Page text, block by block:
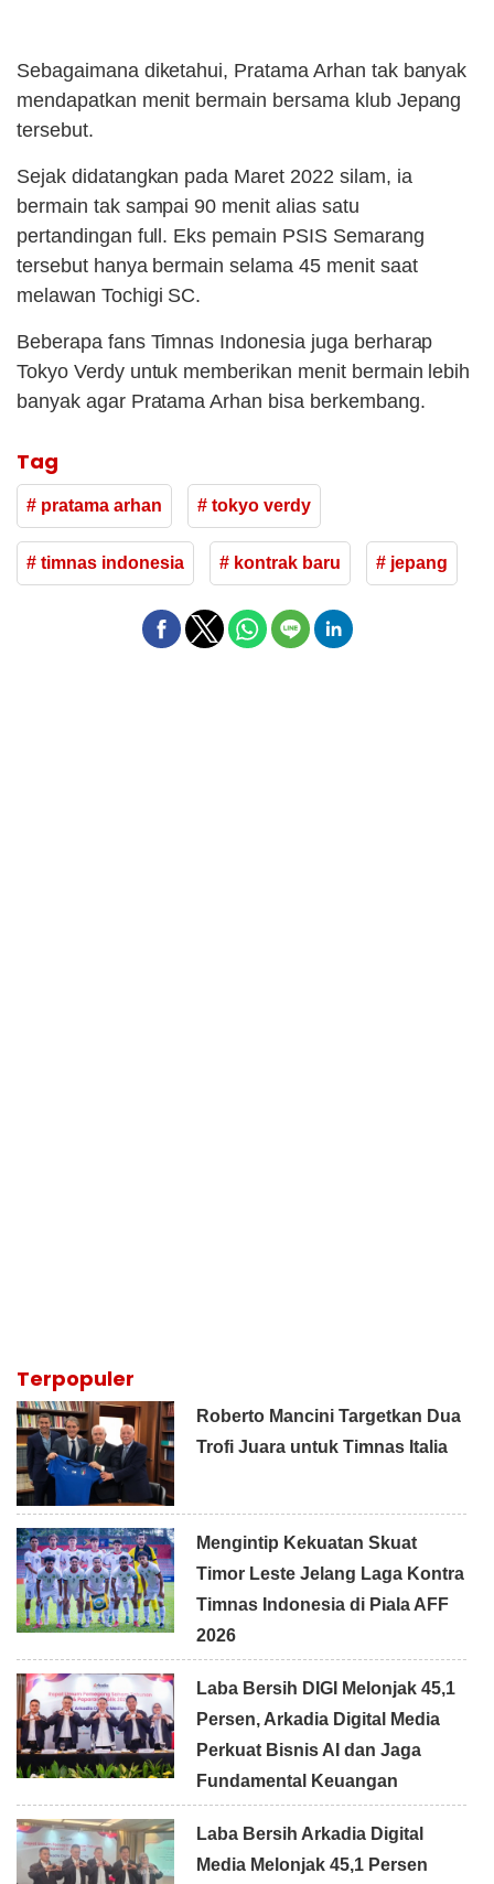
Sebagaimana diketahui, Pratama Arhan tak banyak
mendapatkan menit bermain bersama klub Jepang
tersebut.
Sejak didatangkan pada Maret 2022 silam, ia
bermain tak sampai 90 menit alias satu
pertandingan full. Eks pemain PSIS Semarang
tersebut hanya bermain selama 45 menit saat
melawan Tochigi SC.
Beberapa fans Timnas Indonesia juga berharap
Tokyo Verdy untuk memberikan menit bermain lebih
banyak agar Pratama Arhan bisa berkembang.
Tag
# pratama arhan # tokyo verdy
# timnas indonesia # kontrak baru # jepang
Terpopuler
Roberto Mancini Targetkan Dua
Trofi Juara untuk Timnas Italia
Mengintip Kekuatan Skuat
Timor Leste Jelang Laga Kontra
Timnas Indonesia di Piala AFF
2026
Laba Bersih DIGI Melonjak 45,1
Persen, Arkadia Digital Media
Perkuat Bisnis AI dan Jaga
Fundamental Keuangan
Laba Bersih Arkadia Digital
Media Melonjak 45,1 Persen